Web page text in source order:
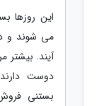
این روزها
می شوند و
آیند. بیشتر
دوست
بستنی